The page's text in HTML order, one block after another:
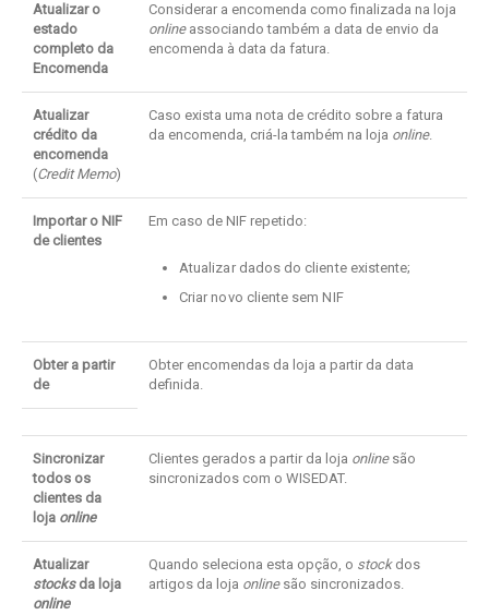
Atualizar o
estado
completo da
Encomenda
Considerar a encomenda como finalizada na loja
onlineassociando também a data de envio da
encomenda à data da fatura.
Atualizar
crédito da
encomenda
(Credit Memo)
Caso exista uma nota de crédito sobre a fatura
da encomenda, criá-la também na loja online.
Importar o NIF
de clientes
Em caso de NIF repetido:
Atualizar dados do cliente existente;
Criar novo cliente sem NIF
Obter a partir
de
Obter encomendas da loja a partir da data
definida.
Sincronizar
todos os
clientes da
loja online
Clientes gerados a partir da loja onlinesão
sincronizados com o WISEDAT.
Atualizar
stocksda loja
online
Quando seleciona esta opção, o stockdos
artigos da loja onlinesão sincronizados.